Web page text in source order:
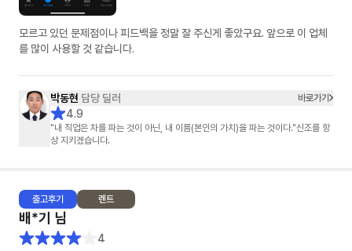
모르고 있던 문제점이나 피드백을 정말 잘 주신게 좋았구요. 앞으로 이 업체
를 많이 사용할 것 같습니다.
박동현 담당 딜러 바로가기
4.9
"내 직업은 차를 파는 것이 아닌, 내 이름(본인의 가치)을 파는 것이다."신조를 항
상 지키겠습니다.
출고후기 렌트
배*기 님
4